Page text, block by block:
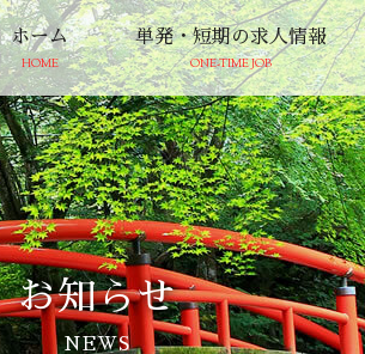
ホーム
HOME
単発・短期の求人情報
ONE-TIME JOB
お知らせ
NEWS